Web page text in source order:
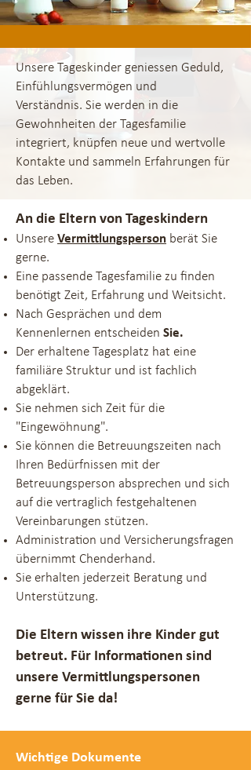
Unsere Tageskinder geniessen Geduld,
Einfühlungsvermögen und
Verständnis. Sie werden in die
Gewohnheiten der Tagesfamilie
integriert, knüpfen neue und wertvolle
Kontakte und sammeln Erfahrungen für
das Leben.
An die Eltern von Tageskindern
Unsere Vermittlungsperson berät Sie
gerne.
Eine passende Tagesfamilie zu finden
benötigt Zeit, Erfahrung und Weitsicht.
Nach Gesprächen und dem
Kennenlernen entscheiden Sie.
Der erhaltene Tagesplatz hat eine
familiäre Struktur und ist fachlich
abgeklärt.
Sie nehmen sich Zeit für die
"Eingewöhnung".
Sie können die Betreuungszeiten nach
Ihren Bedürfnissen mit der
Betreuungsperson absprechen und sich
auf die vertraglich festgehaltenen
Vereinbarungen stützen.
Administration und Versicherungsfragen
übernimmt Chenderhand.
Sie erhalten jederzeit Beratung und
Unterstützung.
Die Eltern wissen ihre Kinder gut
betreut. Für Informationen sind
unsere Vermittlungspersonen
gerne für Sie da!
Wichtige Dokumente